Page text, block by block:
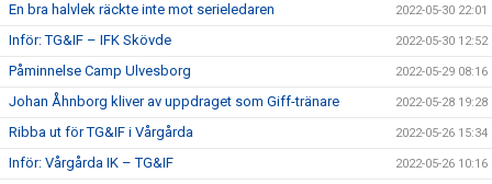
En bra halvlek räckte inte mot serieledaren 2022-05-30 22:01
Inför: TG&IF – IFK Skövde 2022-05-30 12:52
Påminnelse Camp Ulvesborg 2022-05-29 08:16
Johan Åhnborg kliver av uppdraget som Giff-tränare 2022-05-28 19:28
Ribba ut för TG&IF i Vårgårda 2022-05-26 15:34
Inför: Vårgårda IK – TG&IF 2022-05-26 10:16